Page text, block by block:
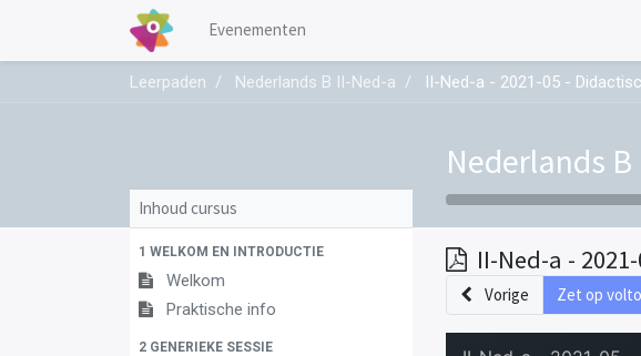
Evenementen
Leerpaden Nederlands B II-Ned-a II-Ned-a - 2021-05 -
Nederlands
Inhoud cursus
1 WELKOM EN INTRODUCTIE
Welkom
Praktische info
2 GENERIEKE SESSIE
II-Ned-a -
Vorige Zet op